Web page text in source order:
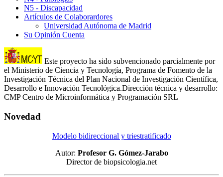
N5 - Discapacidad
Artículos de Colaborardores
Universidad Autónoma de Madrid
Su Opinión Cuenta
Este proyecto ha sido subvencionado parcialmente por
el Ministerio de Ciencia y Tecnología, Programa de Fomento de la
Investigación Técnica del Plan Nacional de Investigación Científica,
Desarrollo e Innovación Tecnológica.Dirección técnica y desarrollo:
CMP Centro de Microinformática y Programación SRL
Novedad
Modelo bidireccional y triestratificado
Autor: Profesor G. Gómez-Jarabo
Director de biopsicologia.net